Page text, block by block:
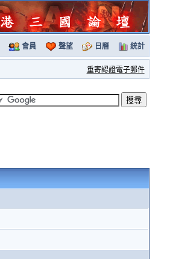
會員 聲望 日曆 統計
重寄認證電子郵件